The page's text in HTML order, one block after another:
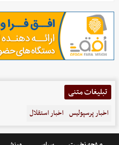
تبلیغات متنی
اخبار پرسپولیس اخبار استقلال